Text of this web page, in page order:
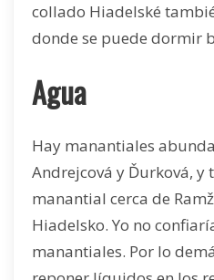
collado Hiadelské
donde se puede dormir
Agua
Hay manantiales
Andrejcová y Ďurková, y
manantial cerca de
Hiadelsko. Yo no
manantiales. Por lo